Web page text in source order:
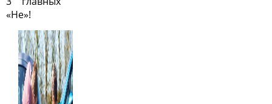
«Не»!